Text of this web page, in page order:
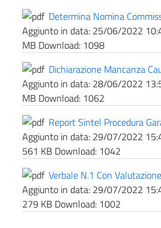
Determina Nomina
Aggiunto in data: 25/06/2022
MB Download: 1098
Dichiarazione Mancanza
Aggiunto in data: 28/06/2022
MB Download: 1062
Report Sintel Procedura
Aggiunto in data: 29/07/2022
561 KB Download: 1042
Verbale N.1 Con
Aggiunto in data: 29/07/2022
279 KB Download: 1002